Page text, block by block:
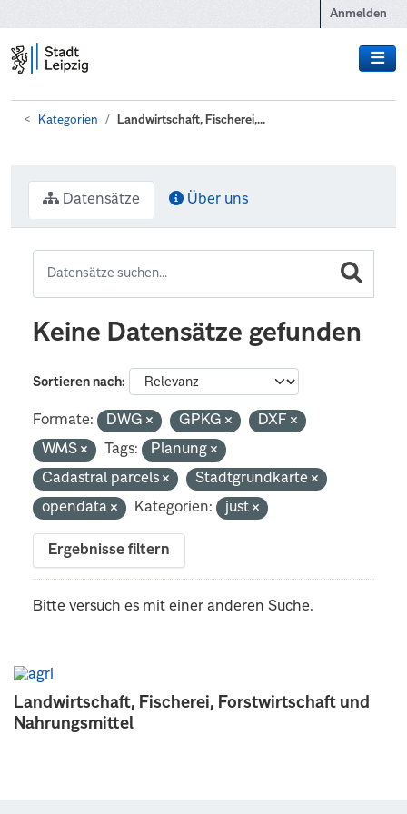
Anmelden
Kategorien Landwirtschaft, Fischerei,...
Landwirtschaft, Fischerei, Forstwirtschaft und
Nahrungsmittel
Datensätze Über uns
Keine Datensätze gefunden
Sortieren nach
Formate: DWG GPKG
DXF
WMS
Tags:
Planung
Cadastral parcels
Stadtgrundkarte
opendata
Kategorien: just
Ergebnisse filtern
Bitte versuch es mit einer anderen Suche.